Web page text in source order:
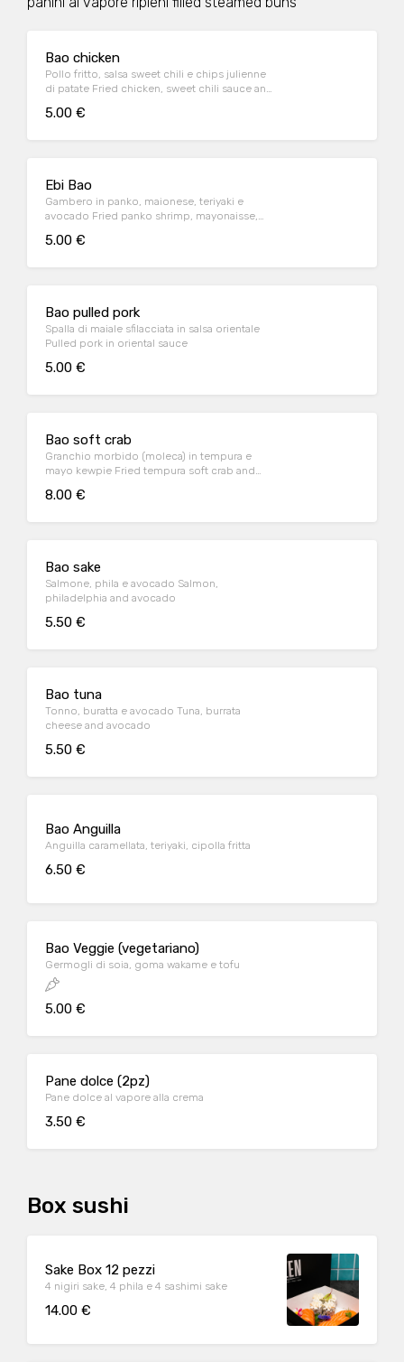
Bao chicken
Pollo fritto, salsa sweet chili e chips julienne
di patate Fried chicken, sweet chili sauce and
5.00 €
Ebi Bao
Gambero in panko, maionese, teriyaki e
avocado Fried panko shrimp, mayonaisse,
5.00 €
Bao pulled pork
Spalla di maiale sfilacciata in salsa orientale
Pulled pork in oriental sauce
5.00 €
Bao soft crab
Granchio morbido (moleca) in tempura e
mayo kewpie Fried tempura soft crab and
8.00 €
Bao sake
Salmone, phila e avocado Salmon,
philadelphia and avocado
5.50 €
Bao tuna
Tonno, buratta e avocado Tuna, burrata
cheese and avocado
5.50 €
Bao Anguilla
Anguilla caramellata, teriyaki, cipolla fritta
6.50 €
Bao Veggie (vegetariano)
Germogli di soia, goma wakame e tofu
5.00 €
Pane dolce (2pz)
Pane dolce al vapore alla crema
3.50 €
Box sushi
Sake Box 12 pezzi
4 nigiri sake, 4 phila e 4 sashimi sake
14.00 €